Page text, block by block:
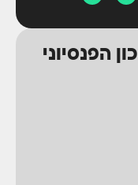
הפנסיוני